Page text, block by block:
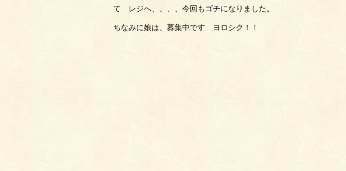
て レジへ、、、、今回もゴチになりました。
ちなみに娘は、募集中です ヨロシク！！